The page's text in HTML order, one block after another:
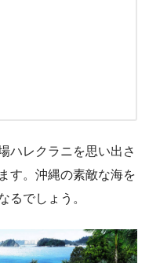
ハレクラニを思い出さ
す。沖縄の素敵な海を
るでしょう。